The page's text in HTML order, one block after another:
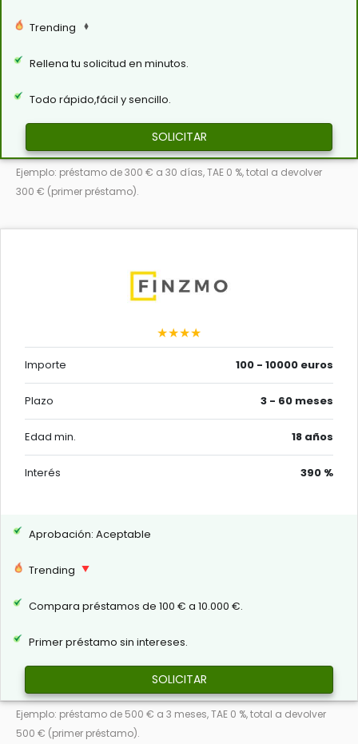
Trending
Rellena tu solicitud en minutos.
Todo rápido,fácil y sencillo.
SOLICITAR
Ejemplo: préstamo de 300 € a 30 días, TAE 0 %, total a devolver
300 € (primer préstamo).
★★★★
Importe 100 - 10000 euros
Plazo 3 - 60 meses
Edad min. 18 años
Interés 390 %
Aprobación: Aceptable
Trending
Compara préstamos de 100 € a 10.000 €.
Primer préstamo sin intereses.
SOLICITAR
Ejemplo: préstamo de 500 € a 3 meses, TAE 0 %, total a devolver
500 € (primer préstamo).